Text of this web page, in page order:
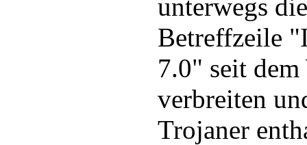
unterwegs
Betreffzeile
7.0" seit dem
verbreiten
Trojaner